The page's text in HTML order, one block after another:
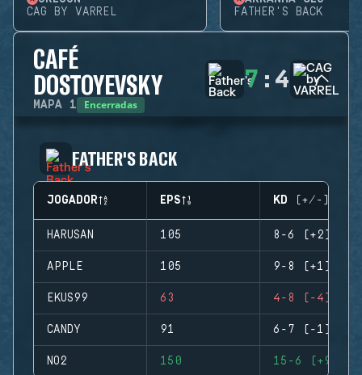
CAG BY VARREL
FATHER'S BACK
CAFÉ
DOSTOYEVSKY
MAPA 1 Encerradas
7 : 4
FATHER'S BACK
JOGADOR EPS KD (+/-)
HARUSAN 105 8-6 (+2)
APPLE 105 9-8 (+1)
EKUS99 63 4-8 (-4)
CANDY 91 6-7 (-1)
NO2 150 15-6 (+9)